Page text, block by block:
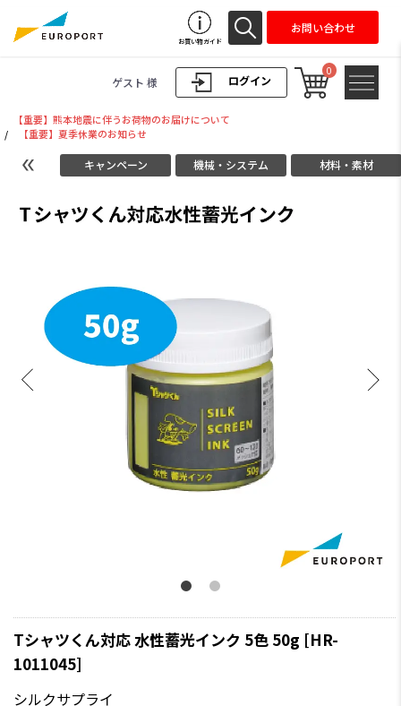
ログイン
ゲスト 様
0
お買い物ガイド
お問い合わせ
【重要】熊本地震に伴うお荷物のお届けについて
/
【重要】夏季休業のお知らせ
キャンペーン 機械・システム 材料・素材
Tシャツくん対応 水性蓄光インク 5色 50g [HR-
1011045]
シルクサプライ